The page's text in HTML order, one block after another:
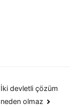
İki devletli çözüm
neden olmaz